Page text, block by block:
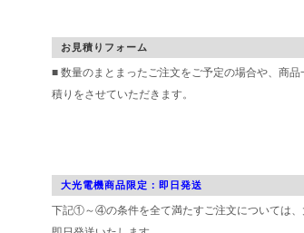
お見積りフォーム
■ 数量のまとまったご注文をご予定の場合や、商
積りをさせていただきます。
大光電機商品限定：即日発送
下記①～④の条件を全て満たすご注文については、